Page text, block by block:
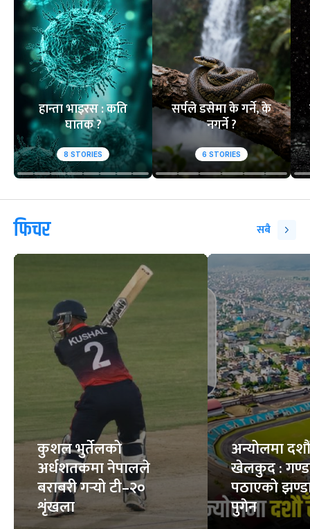
हान्ता भाइरस : कति
घातक ?
8 STORIES
सर्पले डसेमा के गर्ने, के
नगर्ने ?
6 STORIES
फिचर सबै
कुशल भुर्तेलको
अर्धशतकमा नेपालले
बराबरी गर्‍यो टी–२०
शृंखला
अन्योलमा दशौँ
खेलकुद :
पठाएको
पुगेन